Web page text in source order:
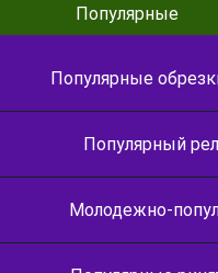
Популярные
Популярные
Популярный
Молодежно-